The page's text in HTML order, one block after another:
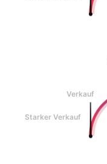
Verkauf
Starker Verkauf